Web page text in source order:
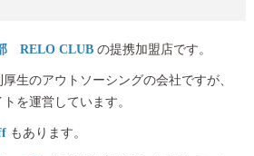
RELO CLUBの提携加盟店です。
生のアウトソーシングの会社ですが、
を運営しています。
もあります。